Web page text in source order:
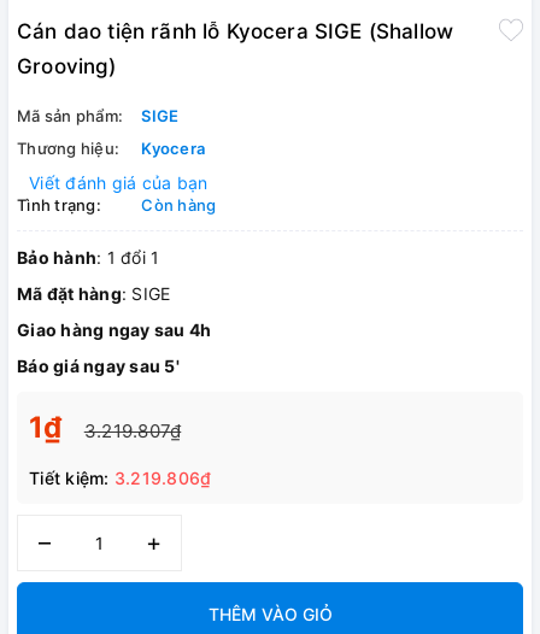
Cán dao tiện rãnh lỗ Kyocera SIGE (Shallow
Grooving)
Mã sản phẩm:
SIGE
Thương hiệu:
Kyocera
Viết đánh giá của bạn
Tình trạng: Còn hàng
Bảo hành: 1 đổi 1
Mã đặt hàng: SIGE
Giao hàng ngay sau 4h
Báo giá ngay sau 5'
1₫ 3.219.807₫
Tiết kiệm: 3.219.806₫
– +
THÊM VÀO GIỎ